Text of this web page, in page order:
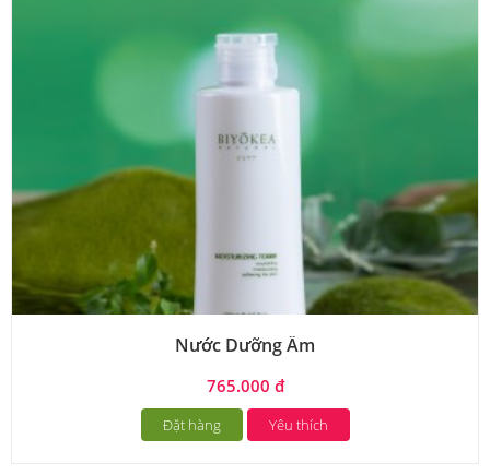
Nước Dưỡng Ẩm
765.000 đ
Đặt hàng Yêu thích